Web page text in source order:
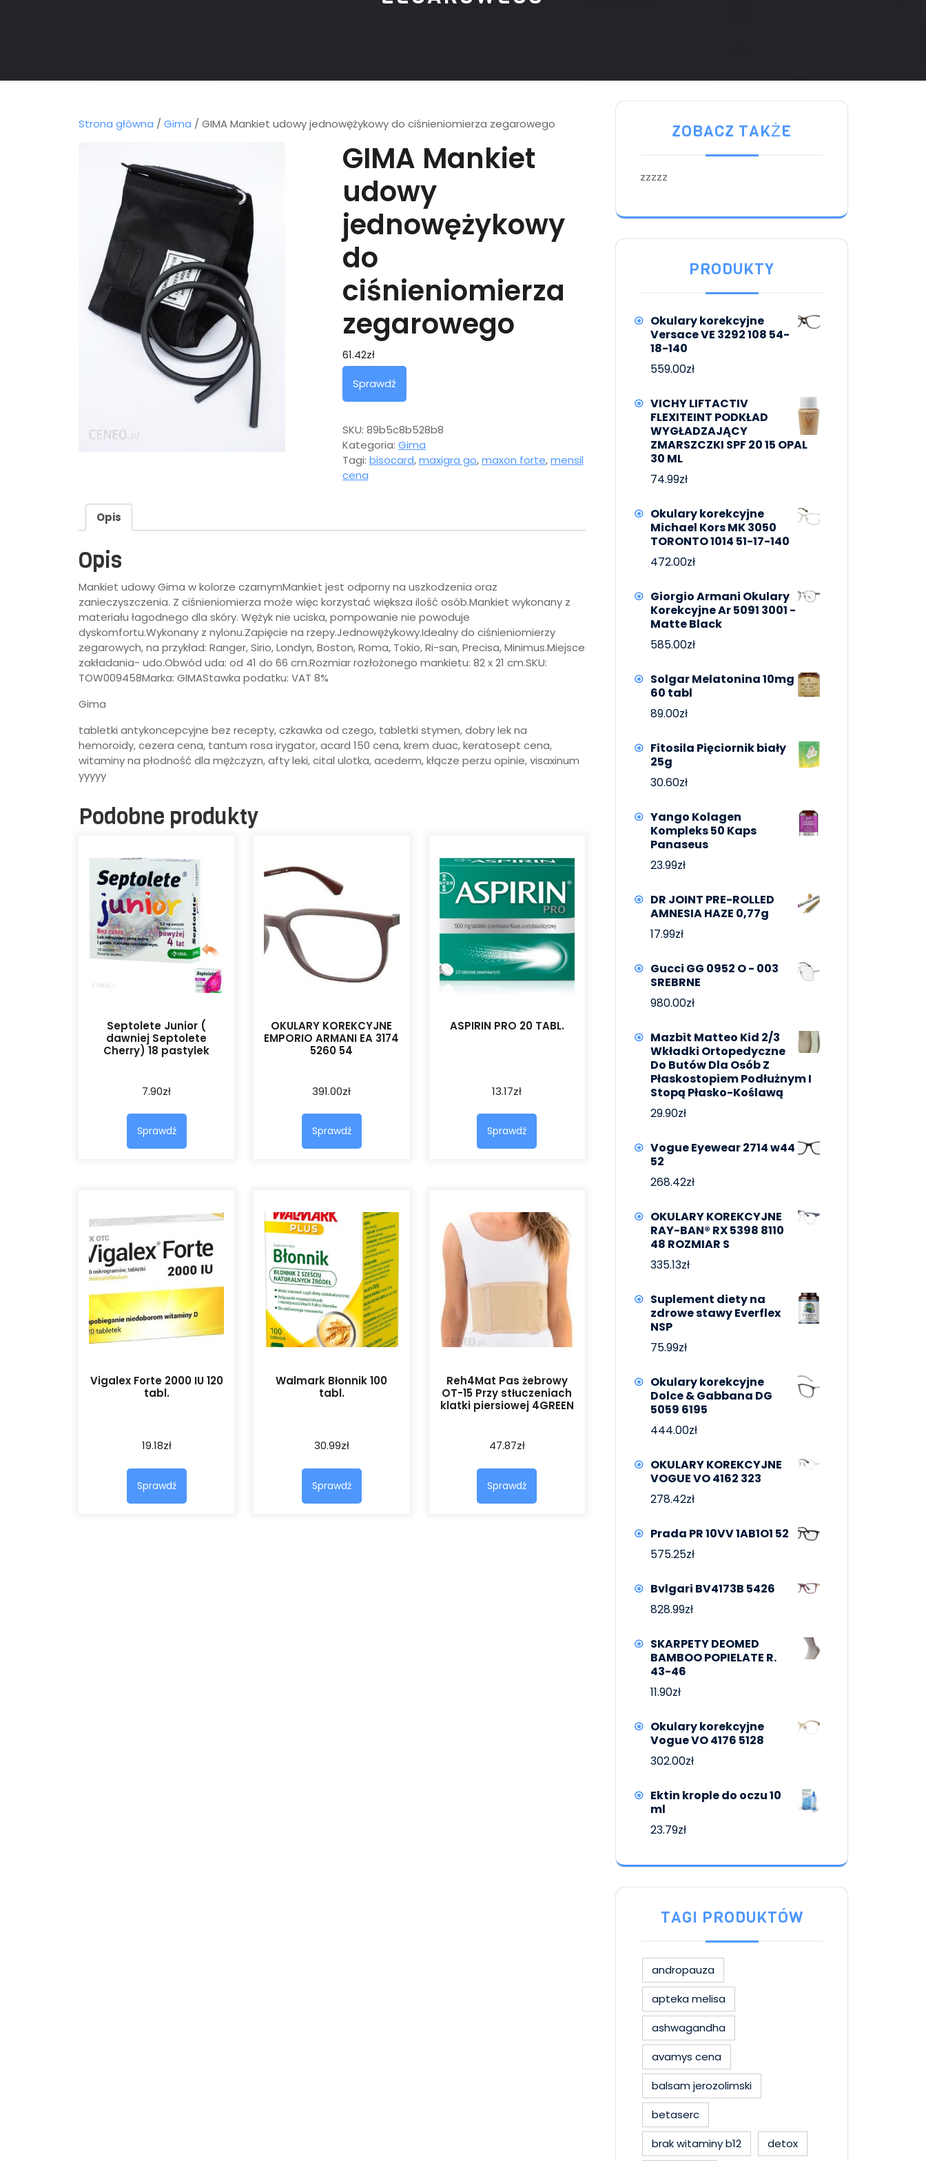
Strona główna / Gima / GIMA Mankiet udowy jednowężykowy do ciśnieniomierza zegarowego
GIMA Mankiet
udowy
jednowężykowy
do
ciśnieniomierza
zegarowego
61.42zł
Sprawdź
SKU: 89b5c8b528b8
Kategoria: Gima
Tagi: bisocard,maxigra go,maxon forte,mensil
cena
Opis
Opis
Mankiet udowy Gima w kolorze czarnymMankiet jest odporny na uszkodzenia oraz
zanieczyszczenia. Z ciśnieniomierza może więc korzystać większa ilość osób.Mankiet wykonany z
materiału łagodnego dla skóry. Wężyk nie uciska, pompowanie nie powoduje
dyskomfortu.Wykonany z nylonu.Zapięcie na rzepy.Jednowężykowy.Idealny do ciśnieniomierzy
zegarowych, na przykład: Ranger, Sirio, Londyn, Boston, Roma, Tokio, Ri-san, Precisa, Minimus.Miejsce
zakładania- udo.Obwód uda: od 41 do 66 cm.Rozmiar rozłożonego mankietu: 82 x 21 cm.SKU:
TOW009458Marka: GIMAStawka podatku: VAT 8%
Gima
tabletki antykoncepcyjne bez recepty, czkawka od czego, tabletki stymen, dobry lek na
hemoroidy, cezera cena, tantum rosa irygator, acard 150 cena, krem duac, keratosept cena,
witaminy na płodność dla mężczyzn, afty leki, cital ulotka, acederm, kłącze perzu opinie, visaxinum
yyyyy
Podobne produkty
Septolete Junior (
dawniej Septolete
Cherry) 18 pastylek
7.90zł
Sprawdź
OKULARY KOREKCYJNE
EMPORIO ARMANI EA 3174
5260 54
391.00zł
Sprawdź
ASPIRIN PRO 20 TABL.
13.17zł
Sprawdź
Vigalex Forte 2000 IU 120
tabl.
19.18zł
Sprawdź
Walmark Błonnik 100
tabl.
30.99zł
Sprawdź
Reh4Mat Pas żebrowy
OT-15 Przy stłuczeniach
klatki piersiowej 4GREEN
47.87zł
Sprawdź
ZOBACZ TAKŻE
zzzzz
PRODUKTY
Okulary korekcyjne
Versace VE 3292 108 54-
18-140
559.00zł
VICHY LIFTACTIV
FLEXITEINT PODKŁAD
WYGŁADZAJĄCY
ZMARSZCZKI SPF 20 15 OPAL
30 ML
74.99zł
Okulary korekcyjne
Michael Kors MK 3050
TORONTO 1014 51-17-140
472.00zł
Giorgio Armani Okulary
Korekcyjne Ar 5091 3001 -
Matte Black
585.00zł
Solgar Melatonina 10mg
60 tabl
89.00zł
Fitosila Pięciornik biały
25g
30.60zł
Yango Kolagen
Kompleks 50 Kaps
Panaseus
23.99zł
DR JOINT PRE-ROLLED
AMNESIA HAZE 0,77g
17.99zł
Gucci GG 0952 O - 003
SREBRNE
980.00zł
Mazbit Matteo Kid 2/3
Wkładki Ortopedyczne
Do Butów Dla Osób Z
Płaskostopiem Podłużnym I
Stopą Płasko-Koślawą
29.90zł
Vogue Eyewear 2714 w44
52
268.42zł
OKULARY KOREKCYJNE
RAY-BAN® RX 5398 8110
48 ROZMIAR S
335.13zł
Suplement diety na
zdrowe stawy Everflex
NSP
75.99zł
Okulary korekcyjne
Dolce & Gabbana DG
5059 6195
444.00zł
OKULARY KOREKCYJNE
VOGUE VO 4162 323
278.42zł
Prada PR 10VV 1AB1O1 52
575.25zł
Bvlgari BV4173B 5426
828.99zł
SKARPETY DEOMED
BAMBOO POPIELATE R.
43-46
11.90zł
Okulary korekcyjne
Vogue VO 4176 5128
302.00zł
Ektin krople do oczu 10
ml
23.79zł
TAGI PRODUKTÓW
andropauza
apteka melisa
ashwagandha
avamys cena
balsam jerozolimski
betaserc
brak witaminy b12
detox